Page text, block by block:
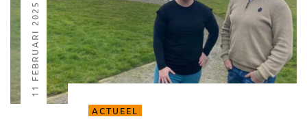
11 FEBRUARI 2025
ACTUEEL